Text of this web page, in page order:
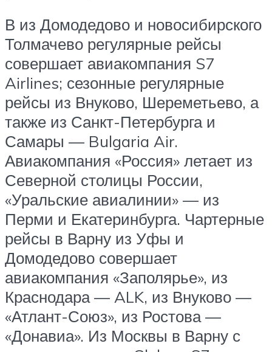
В из Домодедово и новосибирского
Толмачево регулярные рейсы
совершает авиакомпания S7
Airlines; сезонные регулярные
рейсы из Внуково, Шереметьево, а
также из Санкт-Петербурга и
Самары — Bulgaria Air.
Авиакомпания «Россия» летает из
Северной столицы России,
«Уральские авиалинии» — из
Перми и Екатеринбурга. Чартерные
рейсы в Варну из Уфы и
Домодедово совершает
авиакомпания «Заполярье», из
Краснодара — ALK, из Внуково —
«Атлант-Союз», из Ростова —
«Донавиа». Из Москвы в Варну с